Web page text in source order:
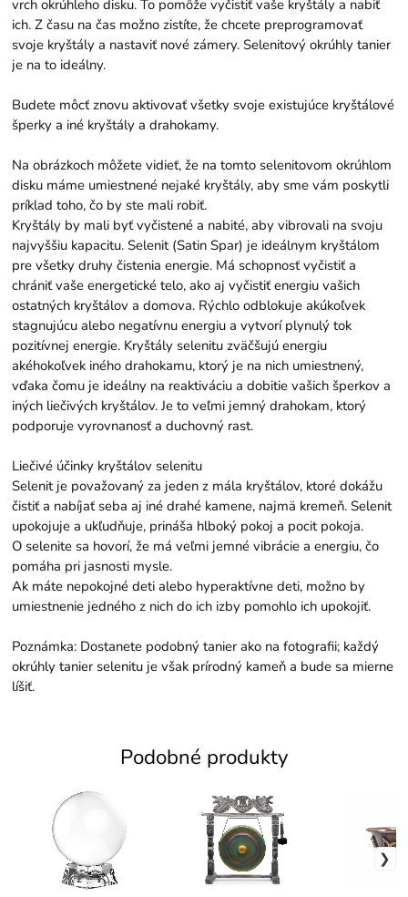
vrch okrúhleho disku. To pomôže vyčistiť vaše kryštály a nabiť
ich. Z času na čas možno zistíte, že chcete preprogramovať
svoje kryštály a nastaviť nové zámery. Selenitový okrúhly tanier
je na to ideálny.
Budete môcť znovu aktivovať všetky svoje existujúce kryštálové
šperky a iné kryštály a drahokamy.
Na obrázkoch môžete vidieť, že na tomto selenitovom okrúhlom
disku máme umiestnené nejaké kryštály, aby sme vám poskytli
príklad toho, čo by ste mali robiť.
Kryštály by mali byť vyčistené a nabité, aby vibrovali na svoju
najvyššiu kapacitu. Selenit (Satin Spar) je ideálnym kryštálom
pre všetky druhy čistenia energie. Má schopnosť vyčistiť a
chrániť vaše energetické telo, ako aj vyčistiť energiu vašich
ostatných kryštálov a domova. Rýchlo odblokuje akúkoľvek
stagnujúcu alebo negatívnu energiu a vytvorí plynulý tok
pozitívnej energie. Kryštály selenitu zväčšujú energiu
akéhokoľvek iného drahokamu, ktorý je na nich umiestnený,
vďaka čomu je ideálny na reaktiváciu a dobitie vašich šperkov a
iných liečivých kryštálov. Je to veľmi jemný drahokam, ktorý
podporuje vyrovnanosť a duchovný rast.
Liečivé účinky kryštálov selenitu
Selenit je považovaný za jeden z mála kryštálov, ktoré dokážu
čistiť a nabíjať seba aj iné drahé kamene, najmä kremeň. Selenit
upokojuje a ukľudňuje, prináša hlboký pokoj a pocit pokoja.
O selenite sa hovorí, že má veľmi jemné vibrácie a energiu, čo
pomáha pri jasnosti mysle.
Ak máte nepokojné deti alebo hyperaktívne deti, možno by
umiestnenie jedného z nich do ich izby pomohlo ich upokojiť.
Poznámka: Dostanete podobný tanier ako na fotografii; každý
okrúhly tanier selenitu je však prírodný kameň a bude sa mierne
líšiť.
Podobné produkty